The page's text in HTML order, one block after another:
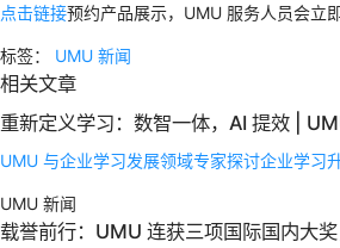
点击链接预约产品展示，UMU 服务人员会立
标签： UMU 新闻
相关文章
重新定义学习：数智一体，AI 提效 |
UMU 与企业学习发展领域专家探讨企业学习升
UMU 新闻
载誉前行：UMU 连获三项国际国内大